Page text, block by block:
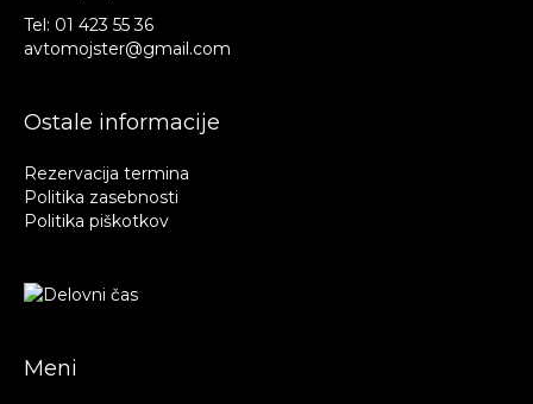
Tel: 01 423 55 36
avtomojster@gmail.com
Ostale informacije
Rezervacija termina
Politika zasebnosti
Politika piškotkov
Meni